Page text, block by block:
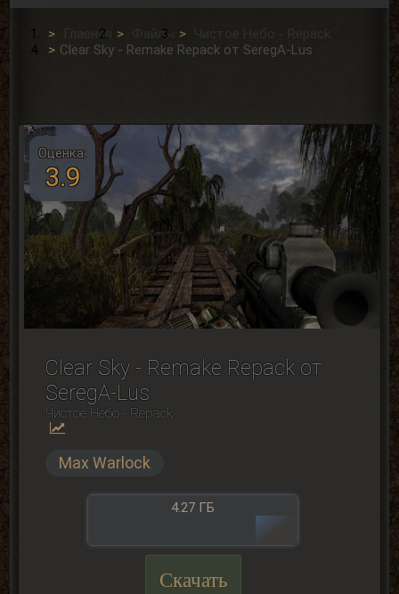
Главная Файлы
Чистое Небо - Repack
Clear Sky - Remake Repack от SeregA-Lus
Оценка:
3.9
Clear Sky - Remake Repack от
SeregA-Lus
Чистое Небо - Repack
Max Warlock
4.27 ГБ
Скачать